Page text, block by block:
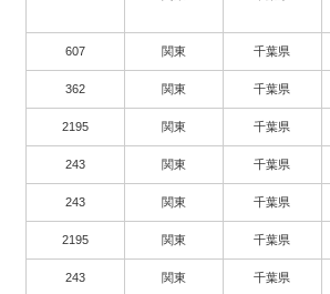
607 関東 千葉県
362 関東 千葉県
2195 関東 千葉県
243 関東 千葉県
243 関東 千葉県
2195 関東 千葉県
243 関東 千葉県